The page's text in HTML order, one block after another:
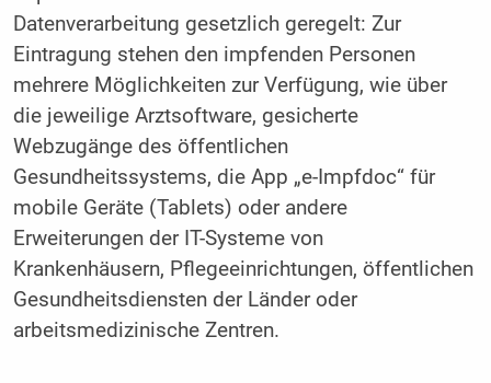
Datenverarbeitung gesetzlich geregelt: Zur
Eintragung stehen den impfenden Personen
mehrere Möglichkeiten zur Verfügung, wie über
die jeweilige Arztsoftware, gesicherte
Webzugänge des öffentlichen
Gesundheitssystems, die App „e-Impfdoc“ für
mobile Geräte (Tablets) oder andere
Erweiterungen der IT-Systeme von
Krankenhäusern, Pflegeeinrichtungen, öffentlichen
Gesundheitsdiensten der Länder oder
arbeitsmedizinische Zentren.